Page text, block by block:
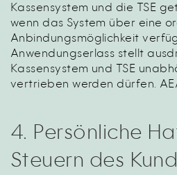
Kassensystem und die TSE
wenn das System über eine
Anbindungsmöglichkeit
Anwendungserlass stellt
Kassensystem und TSE
vertrieben werden dürfen.
4. Persönliche
Steuern des